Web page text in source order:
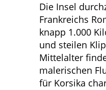
Die Insel
Frankreichs
knapp 1.000
und steilen
Mittelalter
malerischen
für Korsika